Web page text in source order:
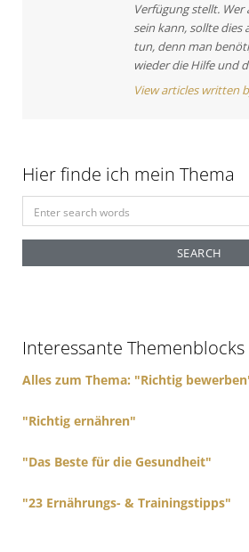
i
o
n
Verfügung stellt.
sein kann, sollte dies
tun, denn man
wieder die Hilfe und
View articles written
Hier finde ich mein Thema
e
r
o
Interessante Themenblocks
Alles zum Thema: "Richtig
"Richtig ernähren"
"Das Beste für die Gesundheit"
"23 Ernährungs- & Trainingstipps"